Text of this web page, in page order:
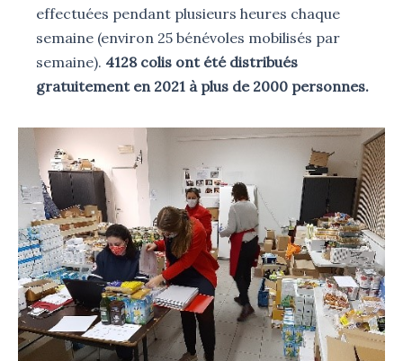
effectuées pendant plusieurs heures chaque
semaine (environ 25 bénévoles mobilisés par
semaine). 4128 colis ont été distribués
gratuitement en 2021 à plus de 2000 personnes.